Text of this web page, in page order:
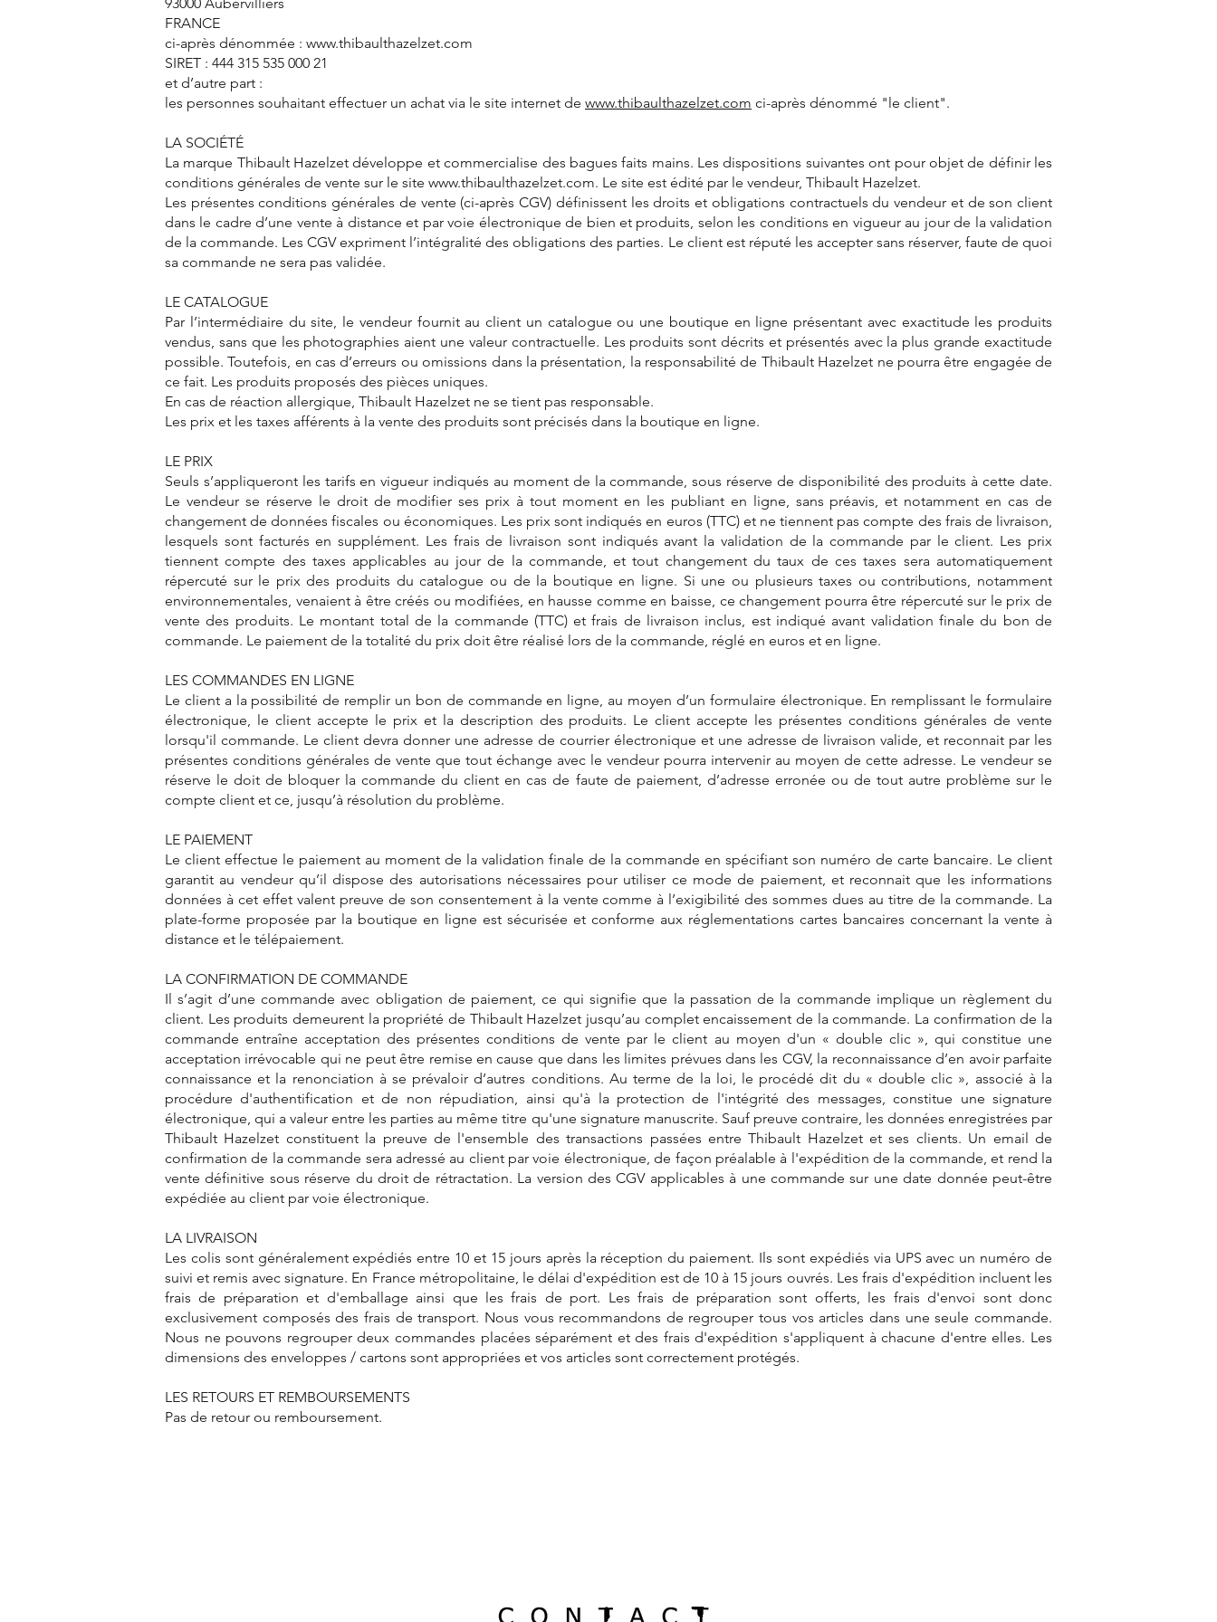
FRANCE
ci-après dénommée : www.thibaulthazelzet.com
SIRET : 444 315 535 000 21
et d’autre part :
les personnes souhaitant effectuer un achat via le site internet de www.thibaulthazelzet.com ci-après dénommé "le client".
LA SOCIÉTÉ
La marque Thibault Hazelzet développe et commercialise des bagues faits mains. Les dispositions suivantes ont pour objet de définir les
conditions générales de vente sur le site www.thibaulthazelzet.com. Le site est édité par le vendeur, Thibault Hazelzet.
Les présentes conditions générales de vente (ci-après CGV) définissent les droits et obligations contractuels du vendeur et de son client
dans le cadre d’une vente à distance et par voie électronique de bien et produits, selon les conditions en vigueur au jour de la validation
de la commande. Les CGV expriment l’intégralité des obligations des parties. Le client est réputé les accepter sans réserver, faute de quoi
sa commande ne sera pas validée.
LE CATALOGUE
Par l’intermédiaire du site, le vendeur fournit au client un catalogue ou une boutique en ligne présentant avec exactitude les produits
vendus, sans que les photographies aient une valeur contractuelle. Les produits sont décrits et présentés avec la plus grande exactitude
possible. Toutefois, en cas d’erreurs ou omissions dans la présentation, la responsabilité de Thibault Hazelzet ne pourra être engagée de
ce fait. Les produits proposés des pièces uniques.
En cas de réaction allergique, Thibault Hazelzet ne se tient pas responsable.
Les prix et les taxes afférents à la vente des produits sont précisés dans la boutique en ligne.
LE PRIX
Seuls s’appliqueront les tarifs en vigueur indiqués au moment de la commande, sous réserve de disponibilité des produits à cette date.
Le vendeur se réserve le droit de modifier ses prix à tout moment en les publiant en ligne, sans préavis, et notamment en cas de
changement de données fiscales ou économiques. Les prix sont indiqués en euros (TTC) et ne tiennent pas compte des frais de livraison,
lesquels sont facturés en supplément. Les frais de livraison sont indiqués avant la validation de la commande par le client. Les prix
tiennent compte des taxes applicables au jour de la commande, et tout changement du taux de ces taxes sera automatiquement
répercuté sur le prix des produits du catalogue ou de la boutique en ligne. Si une ou plusieurs taxes ou contributions, notamment
environnementales, venaient à être créés ou modifiées, en hausse comme en baisse, ce changement pourra être répercuté sur le prix de
vente des produits. Le montant total de la commande (TTC) et frais de livraison inclus, est indiqué avant validation finale du bon de
commande. Le paiement de la totalité du prix doit être réalisé lors de la commande, réglé en euros et en ligne.
LES COMMANDES EN LIGNE
Le client a la possibilité de remplir un bon de commande en ligne, au moyen d’un formulaire électronique. En remplissant le formulaire
électronique, le client accepte le prix et la description des produits. Le client accepte les présentes conditions générales de vente
lorsqu'il commande. Le client devra donner une adresse de courrier électronique et une adresse de livraison valide, et reconnait par les
présentes conditions générales de vente que tout échange avec le vendeur pourra intervenir au moyen de cette adresse. Le vendeur se
réserve le doit de bloquer la commande du client en cas de faute de paiement, d’adresse erronée ou de tout autre problème sur le
compte client et ce, jusqu’à résolution du problème.
LE PAIEMENT
Le client effectue le paiement au moment de la validation finale de la commande en spécifiant son numéro de carte bancaire. Le client
garantit au vendeur qu’il dispose des autorisations nécessaires pour utiliser ce mode de paiement, et reconnait que les informations
données à cet effet valent preuve de son consentement à la vente comme à l’exigibilité des sommes dues au titre de la commande. La
plate-forme proposée par la boutique en ligne est sécurisée et conforme aux réglementations cartes bancaires concernant la vente à
distance et le télépaiement.
LA CONFIRMATION DE COMMANDE
Il s’agit d’une commande avec obligation de paiement, ce qui signifie que la passation de la commande implique un règlement du
client. Les produits demeurent la propriété de Thibault Hazelzet jusqu’au complet encaissement de la commande. La confirmation de la
commande entraîne acceptation des présentes conditions de vente par le client au moyen d'un « double clic », qui constitue une
acceptation irrévocable qui ne peut être remise en cause que dans les limites prévues dans les CGV, la reconnaissance d’en avoir parfaite
connaissance et la renonciation à se prévaloir d’autres conditions. Au terme de la loi, le procédé dit du « double clic », associé à la
procédure d'authentification et de non répudiation, ainsi qu'à la protection de l'intégrité des messages, constitue une signature
électronique, qui a valeur entre les parties au même titre qu'une signature manuscrite. Sauf preuve contraire, les données enregistrées par
Thibault Hazelzet constituent la preuve de l'ensemble des transactions passées entre Thibault Hazelzet et ses clients. Un email de
confirmation de la commande sera adressé au client par voie électronique, de façon préalable à l'expédition de la commande, et rend la
vente définitive sous réserve du droit de rétractation. La version des CGV applicables à une commande sur une date donnée peut-être
expédiée au client par voie électronique.
LA LIVRAISON
Les colis sont généralement expédiés entre 10 et 15 jours après la réception du paiement. Ils sont expédiés via UPS avec un numéro de
suivi et remis avec signature. En France métropolitaine, le délai d'expédition est de 10 à 15 jours ouvrés. Les frais d'expédition incluent les
frais de préparation et d'emballage ainsi que les frais de port. Les frais de préparation sont offerts, les frais d'envoi sont donc
exclusivement composés des frais de transport. Nous vous recommandons de regrouper tous vos articles dans une seule commande.
Nous ne pouvons regrouper deux commandes placées séparément et des frais d'expédition s'appliquent à chacune d'entre elles. Les
dimensions des enveloppes / cartons sont appropriées et vos articles sont correctement protégés.
LES RETOURS ET REMBOURSEMENTS
Pas de retour ou remboursement.